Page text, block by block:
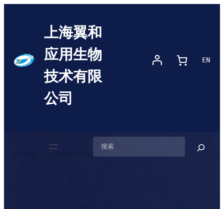
上海翼和
应用生物
技术有限
公司
EN
索